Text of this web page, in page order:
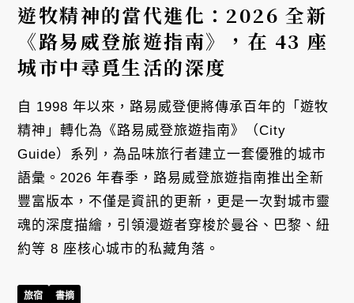
遊牧精神的當代進化：2026 全新
《路易威登旅遊指南》，在 43 座
城市中尋覓生活的深度
自 1998 年以來，路易威登便將傳承百年的「遊牧
精神」轉化為《路易威登旅遊指南》（City
Guide）系列，為品味旅行者建立一套優雅的城市
語彙。2026 年春季，路易威登旅遊指南推出全新
豐富版本，不僅是資訊的更新，更是一次對城市靈
魂的深度描繪，引領漫遊者穿梭於曼谷、巴黎、紐
約等 8 座核心城市的私藏角落。
旅宿 書摘